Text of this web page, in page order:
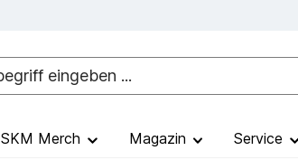
SKM Merch Magazin Service